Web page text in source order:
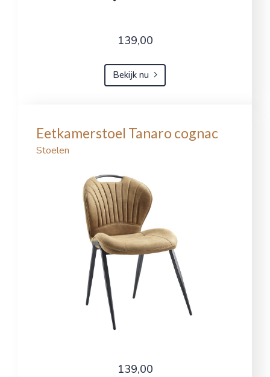
139,00
Bekijk nu
Eetkamerstoel Tanaro cognac
Stoelen
139,00